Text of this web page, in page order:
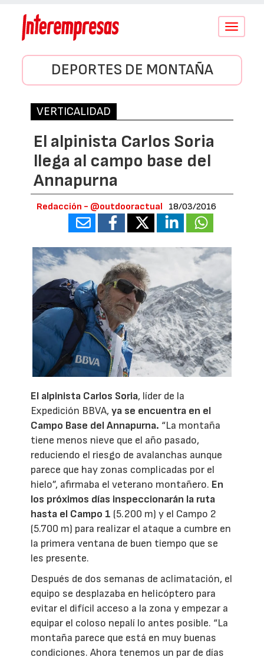
Conmutar
DEPORTES DE MONTAÑA
VERTICALIDAD
El alpinista Carlos Soria
llega al campo base del
Annapurna
Redacción - @outdooractual 18/03/2016
El alpinista Carlos Soria, líder de la
Expedición BBVA, ya se encuentra en el
Campo Base del Annapurna. “La montaña
tiene menos nieve que el año pasado,
reduciendo el riesgo de avalanchas aunque
parece que hay zonas complicadas por el
hielo”, afirmaba el veterano montañero. En
los próximos días inspeccionarán la ruta
hasta el Campo 1 (5.200 m) y el Campo 2
(5.700 m) para realizar el ataque a cumbre en
la primera ventana de buen tiempo que se
les presente.
Después de dos semanas de aclimatación, el
equipo se desplazaba en helicóptero para
evitar el difícil acceso a la zona y empezar a
equipar el coloso nepalí lo antes posible. “La
montaña parece que está en muy buenas
condiciones. Ahora tenemos un par de días